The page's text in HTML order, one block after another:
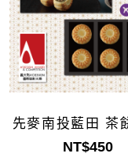
先麥南投藍田 茶
6入(企業採購)
NT$450